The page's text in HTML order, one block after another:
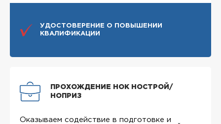
УДОСТОВЕРЕНИЕ О ПОВЫШЕНИИ
КВАЛИФИКАЦИИ
ПРОХОЖДЕНИЕ НОК НОСТРОЙ/
НОПРИЗ
Оказываем содействие в подготовке и